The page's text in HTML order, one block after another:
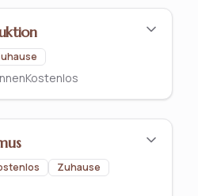
Kostenlos
Zuhause